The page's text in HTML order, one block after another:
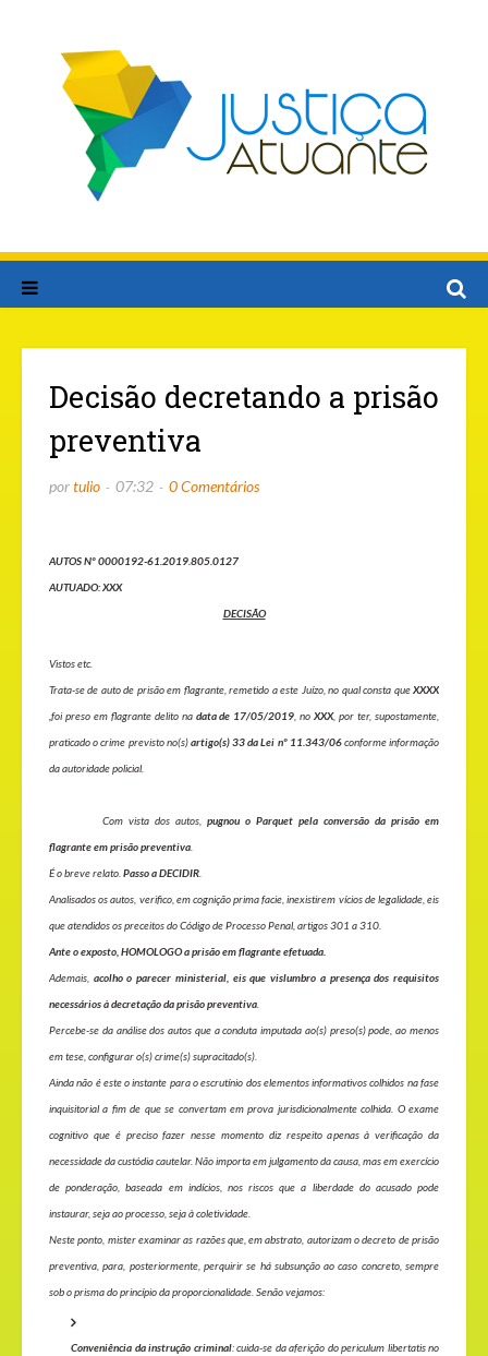
Decisão decretando a prisão
preventiva
portulio 07:32 0 Comentários
AUTOS Nº 0000192-61.2019.805.0127
AUTUADO: XXX
DECISÃO
Vistos etc.
Trata-se de auto de prisão em flagrante, remetido a este Juízo, no qual consta queXXXX
foi preso em flagrante delito na data de 17/05/2019 , no XXX, por ter, supostamente,
praticado o crime previsto no(s)artigo(s) 33 da Lei nº 11.343/06conforme informação
da autoridade policial.
Com vista dos autos,pugnou oParquet pela conversão da prisão em
flagrante em prisão preventiva
É o breve relato. Passo a DECIDIR
Analisados os autos, verifico, em cognição prima facie, inexistirem vícios de legalidade, eis
que atendidos os preceitos do Código de Processo Penal, artigos 301 a 310.
Ante o exposto, HOMOLOGO a prisão em flagrante efetuada.
Ademais, acolho o parecer ministerial, eis que vislumbro a presença dos requisitos
necessários à decretação da prisão preventiva
Percebe-se da análise dos autos que a conduta imputada ao(s) preso(s) pode, ao menos
em tese, configurar o(s) crime(s) supracitado(s).
Ainda não é este o instante para o escrutínio dos elementos informativos colhidos na fase
inquisitorial a fim de que se convertam em prova jurisdicionalmente colhida. O exame
cognitivo que é preciso fazer nesse momento diz respeito apenas à verificação da
necessidade da custódia cautelar. Não importa em julgamento da causa, mas em exercício
de ponderação, baseada em indícios, nos riscos que a liberdade do acusado pode
instaurar, seja ao processo, seja à coletividade.
Neste ponto, mister examinar as razões que, em abstrato, autorizam o decreto de prisão
preventiva, para, posteriormente, perquirir se há subsunção ao caso concreto, sempre
sob o prisma do princípio da proporcionalidade. Senão vejamos:
Conveniência da instrução criminal: cuida-se da aferição do periculum libertatis no